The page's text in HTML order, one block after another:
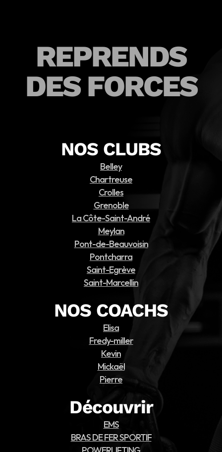
REPRENDS
DES FORCES
NOS CLUBS
Belley
Chartreuse
Crolles
Grenoble
La Côte-Saint-André
Meylan
Pont-de-Beauvoisin
Pontcharra
Saint-Egrève
Saint-Marcellin
NOS COACHS
Elisa
Fredy-miller
Kevin
Mickaël
Pierre
Découvrir
EMS
BRAS DE FER SPORTIF